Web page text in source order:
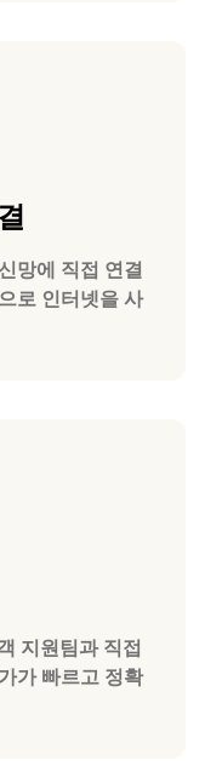
망에 직접 연결
로 인터넷을 사
지원팀과 직접
가 빠르고 정확